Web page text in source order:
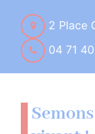
2 Place
04 71